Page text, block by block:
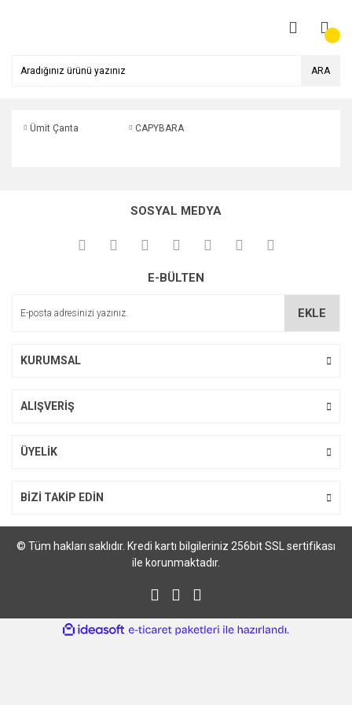
ARA
Ümit Çanta CAPYBARA
SOSYAL MEDYA
E-BÜLTEN
EKLE
KURUMSAL
ALIŞVERİŞ
ÜYELİK
BİZİ TAKİP EDİN
© Tüm hakları saklıdır. Kredi kartı bilgileriniz 256bit SSL sertifikası
ile korunmaktadır.
ideasoft
e-